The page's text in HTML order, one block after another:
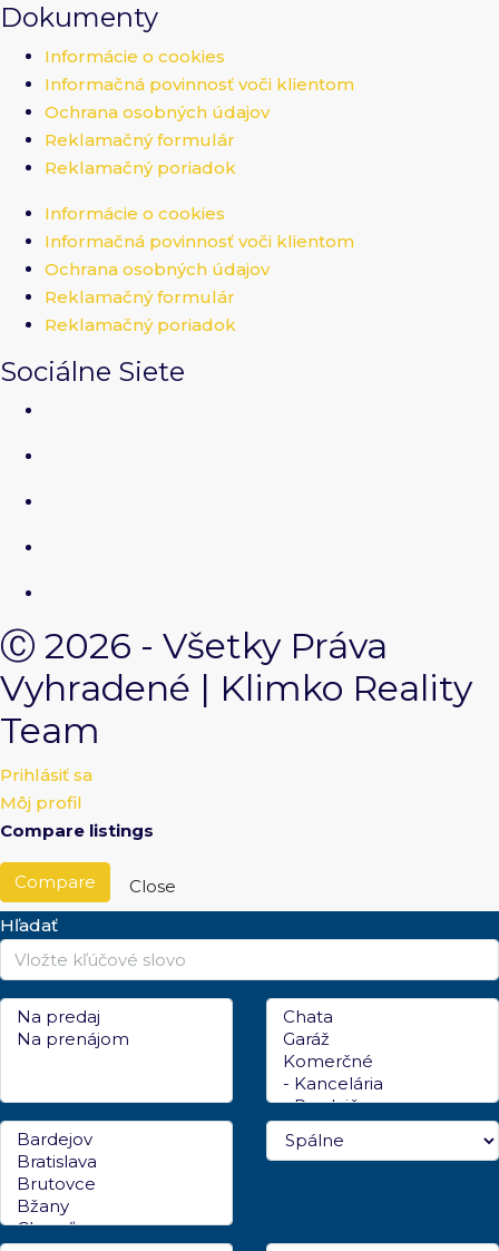
Dokumenty
Informácie o cookies
Informačná povinnosť voči klientom
Ochrana osobných údajov
Reklamačný formulár
Reklamačný poriadok
Informácie o cookies
Informačná povinnosť voči klientom
Ochrana osobných údajov
Reklamačný formulár
Reklamačný poriadok
Sociálne Siete
Ⓒ 2026 - Všetky Práva
Vyhradené | Klimko Reality
Team
Prihlásiť sa
Môj profil
Compare listings
Compare
Close
Hľadať